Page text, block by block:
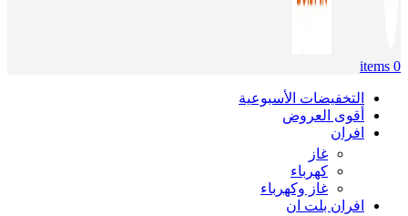
0
items
التخفيضات الأسبوعية
أقوى العروض
افران
غاز
كهرباء
غاز وكهرباء
افران بلت ان